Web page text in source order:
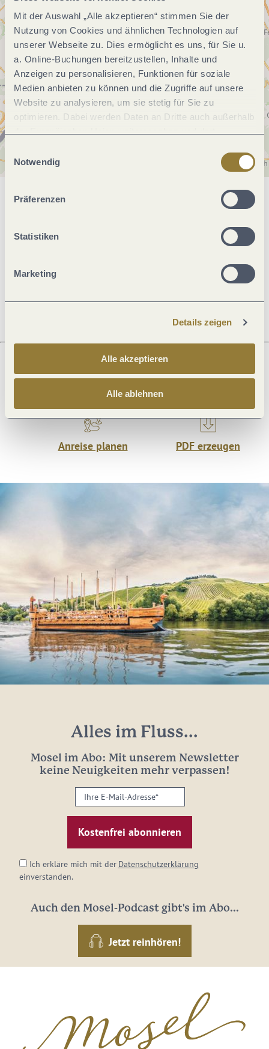
Mit der Auswahl „Alle akzeptieren“ stimmen Sie der
Nutzung von Cookies und ähnlichen Technologien auf
unserer Webseite zu. Dies ermöglicht es uns, für Sie u.
a. Online-Buchungen bereitzustellen, Inhalte und
Anzeigen zu personalisieren, Funktionen für soziale
Medien anbieten zu können und die Zugriffe auf unsere
Website zu analysieren, um sie stetig für Sie zu
optimieren. Dabei werden Daten an Dritte auch außerhalb
jederzeit widerrufen werden. Mit der Auswahl "Alle
ablehnen" kann es zu Beeinträchtigungen in der Nutzung
Notwendig
Präferenzen
Statistiken
Marketing
Details zeigen
Alle akzeptieren
Alle ablehnen
Allgemeine Informationen
Anreise planen PDF erzeugen
Alles im Fluss...
Mosel im Abo: Mit unserem Newsletter
keine Neuigkeiten mehr verpassen!
Ihre
E-
Mail-
Adresse:
Ich erkläre mich mit der Datenschutzerklärung
einverstanden.
Auch den Mosel-Podcast gibt's im Abo...
Jetzt reinhören!